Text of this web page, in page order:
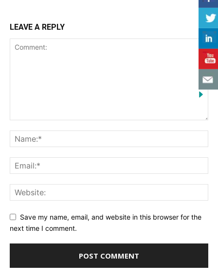
LEAVE A REPLY
Save my name, email, and website in this browser for the
next time I comment.